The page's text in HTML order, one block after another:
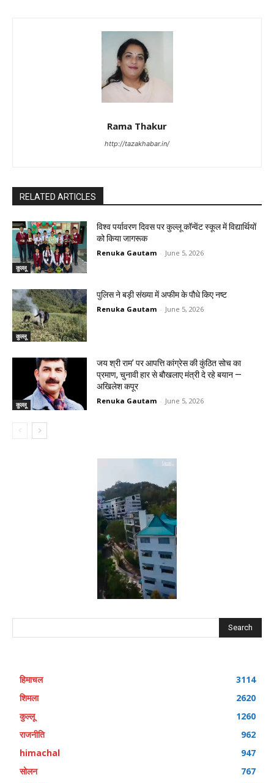
Rama Thakur
http://tazakhabar.in/
RELATED ARTICLES
कुल्लू
विश्व पर्यावरण दिवस पर कुल्लू कॉन्वेंट स्कूल में विद्यार्थियों
को किया जागरूक
Renuka Gautam - June 5, 2026
कुल्लू
पुलिस ने बड़ी संख्या में अफीम के पौधे किए नष्ट
Renuka Gautam - June 5, 2026
कुल्लू
जय श्री राम’ पर आपत्ति कांग्रेस की कुंठित सोच का
प्रमाण, चुनावी हार से बौखलाए मंत्री दे रहे बयान —
अखिलेश कपूर
Renuka Gautam - June 5, 2026
Search
हिमाचल
3114
शिमला
2620
कुल्लू
1260
राजनीति
962
himachal
947
सोलन
767